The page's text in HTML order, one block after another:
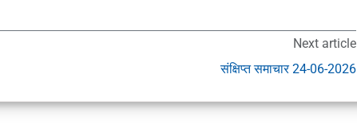
Next article
संक्षिप्त समाचार 24-06-2026